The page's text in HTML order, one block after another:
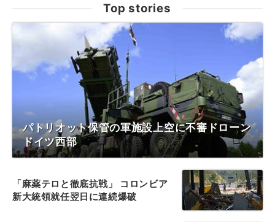
Top stories
パトリオット保管の軍施設上空に不審ドローン
ドイツ西部
「麻薬テロと徹底抗戦」 コロンビア
新大統領就任翌日に連続爆破